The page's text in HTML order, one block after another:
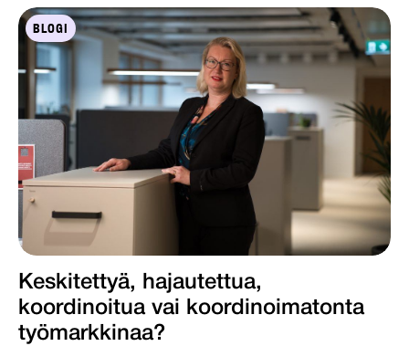
BLOGI
Keskitettyä, hajautettua,
koordinoitua vai koordinoimatonta
työmarkkinaa?